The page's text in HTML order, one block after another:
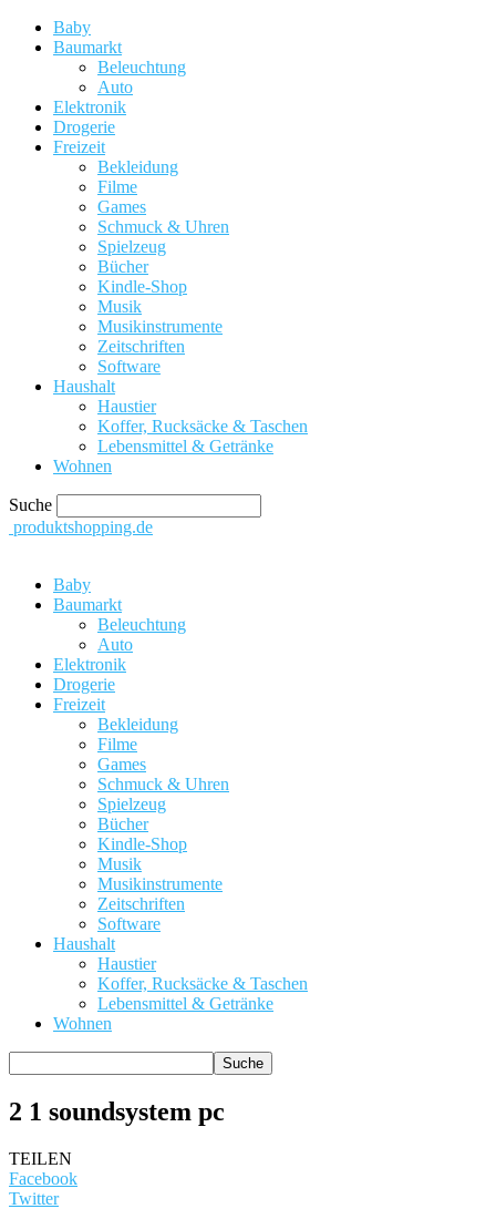
Baby
Baumarkt
Beleuchtung
Auto
Elektronik
Drogerie
Freizeit
Bekleidung
Filme
Games
Schmuck & Uhren
Spielzeug
Bücher
Kindle-Shop
Musik
Musikinstrumente
Zeitschriften
Software
Haushalt
Haustier
Koffer, Rucksäcke & Taschen
Lebensmittel & Getränke
Wohnen
Suche
produktshopping.de
Baby
Baumarkt
Beleuchtung
Auto
Elektronik
Drogerie
Freizeit
Bekleidung
Filme
Games
Schmuck & Uhren
Spielzeug
Bücher
Kindle-Shop
Musik
Musikinstrumente
Zeitschriften
Software
Haushalt
Haustier
Koffer, Rucksäcke & Taschen
Lebensmittel & Getränke
Wohnen
2 1 soundsystem pc
TEILEN
Facebook
Twitter